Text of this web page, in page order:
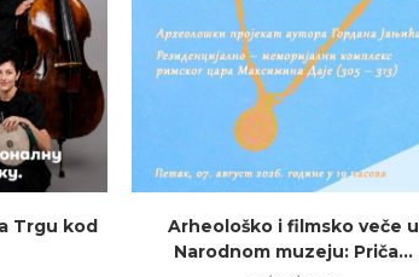
Trgu kod
Arheološko i filmsko veče u
Narodnom muzeju: Priča...